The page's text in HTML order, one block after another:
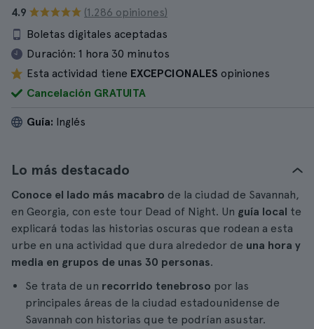
4.9
(1.286 opiniones)
Boletas digitales aceptadas
Duración: 1 hora 30 minutos
Esta actividad tiene EXCEPCIONALES opiniones
Cancelación GRATUITA
Guía: Inglés
Lo más destacado
Conoce el lado más macabro de la ciudad de Savannah,
en Georgia, con este tour Dead of Night. Un guía local te
explicará todas las historias oscuras que rodean a esta
urbe en una actividad que dura alrededor de una hora y
media en grupos de unas 30 personas.
Se trata de un recorrido tenebroso por las
principales áreas de la ciudad estadounidense de
Savannah con historias que te podrían asustar.